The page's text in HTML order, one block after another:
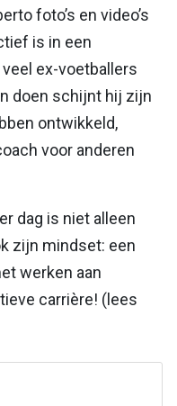
foto’s en video’s
is in een
ex-voetballers
doen schijnt hij zijn
ontwikkeld,
voor anderen
dag is niet alleen
zijn mindset: een
werken aan
carrière! (lees